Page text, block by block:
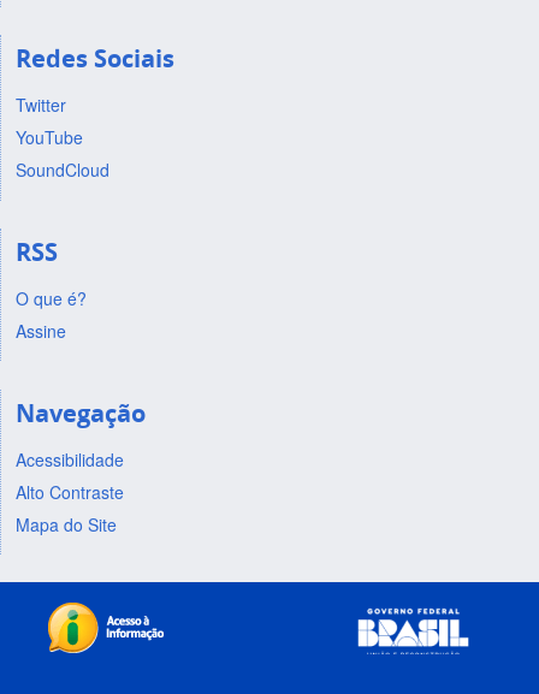
Redes Sociais
Twitter
YouTube
SoundCloud
RSS
O que é?
Assine
Navegação
Acessibilidade
Alto Contraste
Mapa do Site